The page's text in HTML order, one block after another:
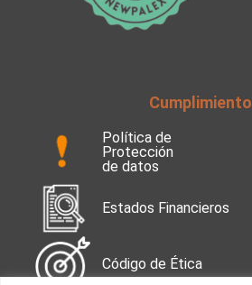
Cumplimiento
Política de
Protección
de datos
Estados Financieros
Código de Ética